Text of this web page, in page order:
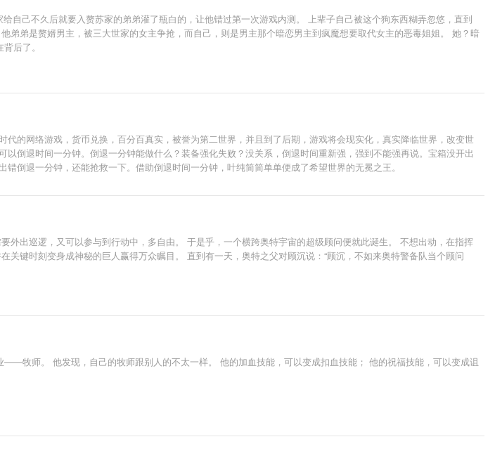
不久后就要入赘苏家的弟弟灌了瓶白的，让他错过第一次游戏内测。 上辈子自己被这个狗东西糊弄忽悠，直到
弟是赘婿男主，被三大世家的女主争抢，而自己，则是男主那个暗恋男主到疯魔想要取代女主的恶毒姐姐。 她？暗
后了。
的网络游戏，货币兑换，百分百真实，被誉为第二世界，并且到了后期，游戏将会现实化，真实降临世界，改变世
倒退时间一分钟。倒退一分钟能做什么？装备强化失败？没关系，倒退时间重新强，强到不能强再说。宝箱没开出
倒退一分钟，还能抢救一下。借助倒退时间一分钟，叶纯简简单单便成了希望世界的无冕之王。
出巡逻，又可以参与到行动中，多自由。 于是乎，一个横跨奥特宇宙的超级顾问便就此诞生。 不想出动，在指挥
键时刻变身成神秘的巨人赢得万众瞩目。 直到有一天，奥特之父对顾沉说：“顾沉，不如来奥特警备队当个顾问
牧师。 他发现，自己的牧师跟别人的不太一样。 他的加血技能，可以变成扣血技能； 他的祝福技能，可以变成诅